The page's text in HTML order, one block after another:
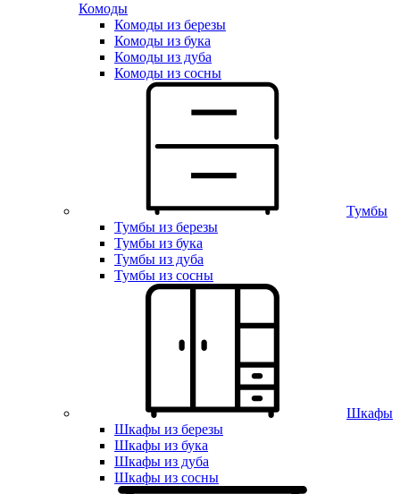
Комоды
Комоды из березы
Комоды из бука
Комоды из дуба
Комоды из сосны
Тумбы
Тумбы из березы
Тумбы из бука
Тумбы из дуба
Тумбы из сосны
Шкафы
Шкафы из березы
Шкафы из бука
Шкафы из дуба
Шкафы из сосны